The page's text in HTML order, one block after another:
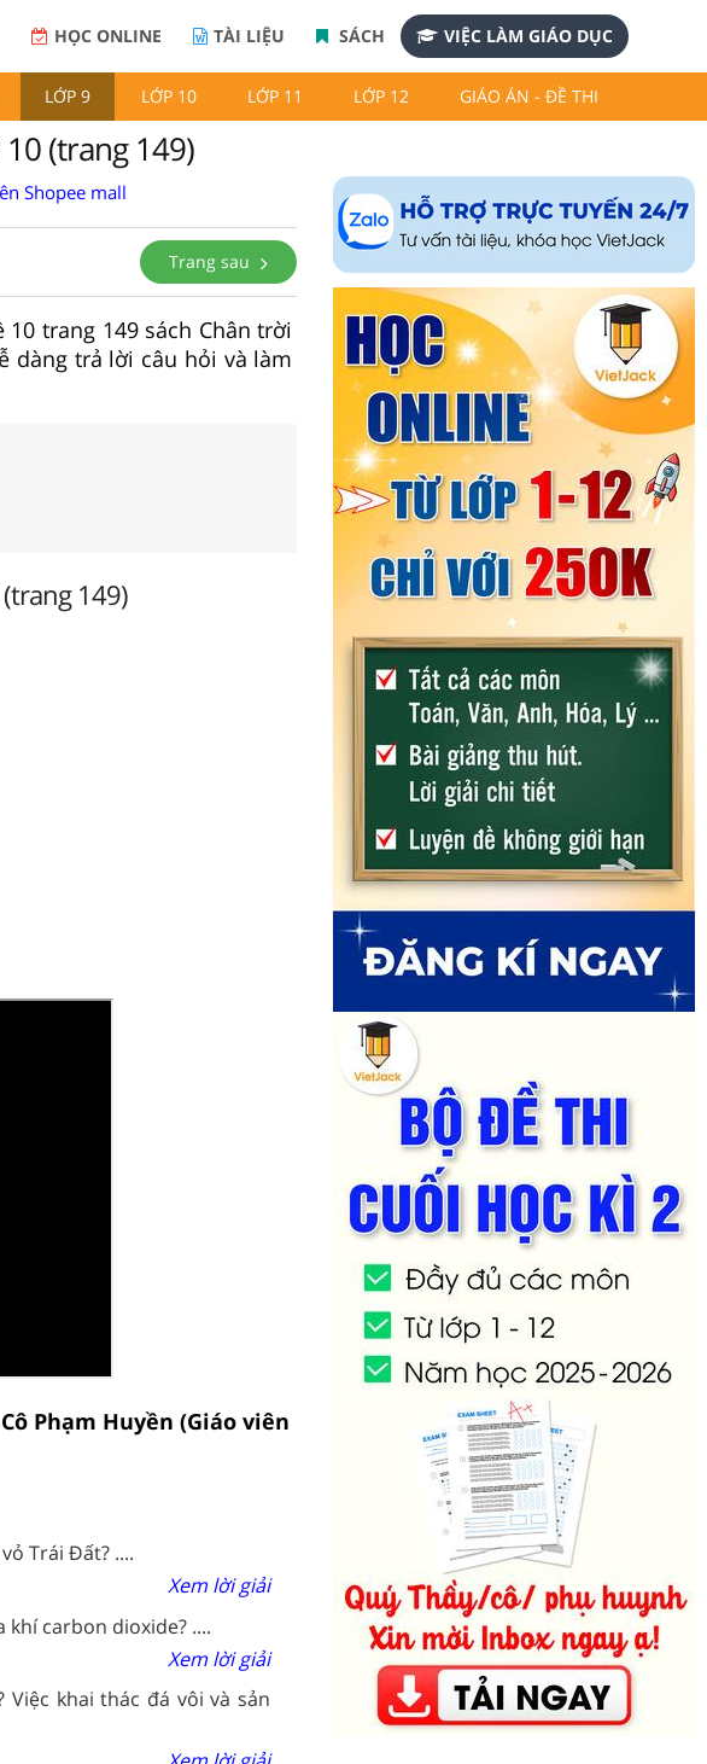
HỌC ONLINE TÀI LIỆU SÁCH VIỆC LÀM GIÁO DỤC
LỚP 9 LỚP 10 LỚP 11 LỚP 12 GIÁO ÁN - ĐỀ THI
(trang 149)
Shopee mall
Trang sau
trang 149 sách Chân trời
dàng trả lời câu hỏi và làm
149)
Phạm Huyền (Giáo viên
Trái Đất? ....
Xem lời giải
carbon dioxide? ....
Xem lời giải
khai thác đá vôi và sản